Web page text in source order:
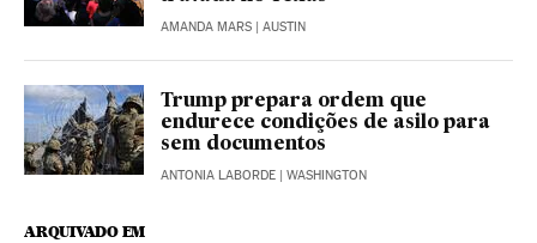
AMANDA MARS | AUSTIN
Trump prepara ordem que
endurece condições de asilo para
sem documentos
ANTONIA LABORDE | WASHINGTON
ARQUIVADO EM